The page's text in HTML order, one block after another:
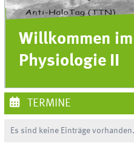
Willkommen
Physiologie II
TERMINE
Es sind keine Einträge vorhanden.